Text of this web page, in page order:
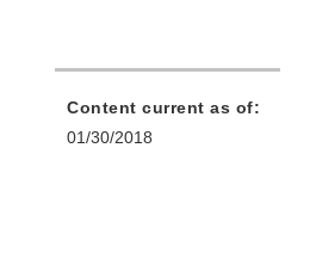
Content current as of:
01/30/2018